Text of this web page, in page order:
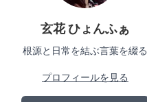
玄花 ひょんふぁ
根源と日常を結ぶ言葉を綴る
プロフィールを見る